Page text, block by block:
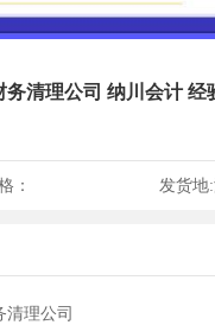
务清理公司 纳川会计 经
： 发货地:
清理公司